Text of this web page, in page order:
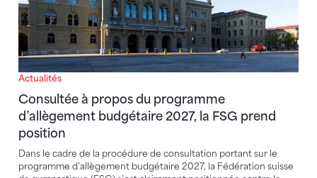
Actualités
Consultée à propos du programme
d’allègement budgétaire 2027, la FSG prend
position
Dans le cadre de la procédure de consultation portant sur le
programme d’allègement budgétaire 2027, la Fédération suisse